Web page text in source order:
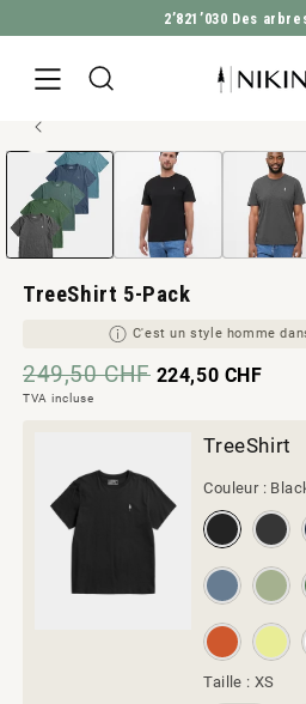
ALLER DIRECTEMENT
2’821’030 Des
ALLER À L'INFORMATION
Homme style
Ouvrir
le
modal
TreeShirt 5-Pack
C'est un style homme
249,50 CHF 224,50 CHF
TVA incluse
TreeShirt
Couleur :
Taille : XS